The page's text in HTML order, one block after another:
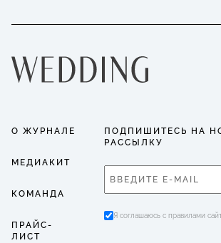
О ЖУРНАЛЕ
МЕДИАКИТ
КОМАНДА
ПРАЙС-
ЛИСТ
ПОДПИШИТЕСЬ НА
РАССЫЛКУ
Я соглашаюсь с правилами